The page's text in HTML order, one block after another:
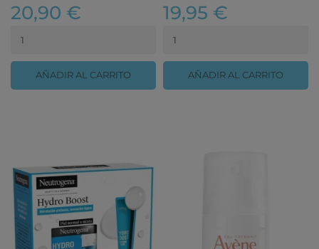
20,90 €
AÑADIR AL CARRITO
19,95 €
AÑADIR AL CARRITO